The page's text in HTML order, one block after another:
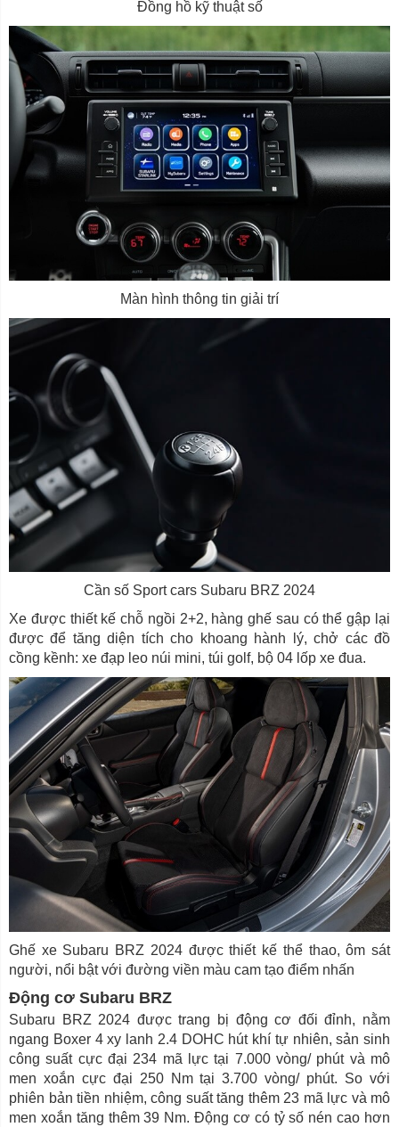
Đồng hồ kỹ thuật số
Màn hình thông tin giải trí
Cần số Sport cars Subaru BRZ 2024
Xe được thiết kế chỗ ngồi 2+2, hàng ghế sau có thể gập lại
được để tăng diện tích cho khoang hành lý, chở các đồ
cồng kềnh: xe đạp leo núi mini, túi golf, bộ 04 lốp xe đua.
Ghế xe Subaru BRZ 2024 được thiết kế thể thao, ôm sát
người, nổi bật với đường viền màu cam tạo điểm nhấn
Động cơ Subaru BRZ
Subaru BRZ 2024 được trang bị động cơ đối đỉnh, nằm
ngang Boxer 4 xy lanh 2.4 DOHC hút khí tự nhiên, sản sinh
công suất cực đại 234 mã lực tại 7.000 vòng/ phút và mô
men xoắn cực đại 250 Nm tại 3.700 vòng/ phút. So với
phiên bản tiền nhiệm, công suất tăng thêm 23 mã lực và mô
men xoắn tăng thêm 39 Nm. Động cơ có tỷ số nén cao hơn